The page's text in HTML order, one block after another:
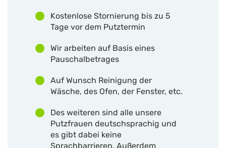
Kostenlose Stornierung bis zu 5
Tage vor dem Putztermin
Wir arbeiten auf Basis eines
Pauschalbetrages
Auf Wunsch Reinigung der
Wäsche, des Ofen, der Fenster, etc.
Des weiteren sind alle unsere
Putzfrauen deutschsprachig und
es gibt dabei keine
Sprachbarrieren. Außerdem